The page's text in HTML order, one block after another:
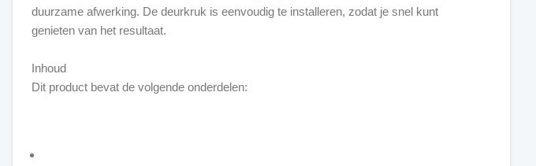
duurzame afwerking. De deurkruk is eenvoudig te installeren, zodat je snel kunt
genieten van het resultaat.
Inhoud
Dit product bevat de volgende onderdelen: